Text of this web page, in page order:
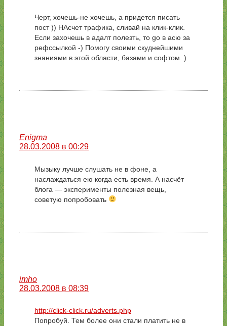
Черт, хочешь-не хочешь, а придется писать
пост )) НАсчет трафика, сливай на клик-клик.
Если захочешь в адалт полезть, то go в асю за
рефссылкой -) Помогу своими скуднейшими
знаниями в этой области, базами и софтом. )
Enigma
28.03.2008 в 00:29
Мызыку лучше слушать не в фоне, а
наслаждаться ею когда есть время. А насчёт
блога — эксперименты полезная вещь,
советую попробовать
imho
28.03.2008 в 08:39
http://click-click.ru/adverts.php
Попробуй. Тем более они стали платить не в